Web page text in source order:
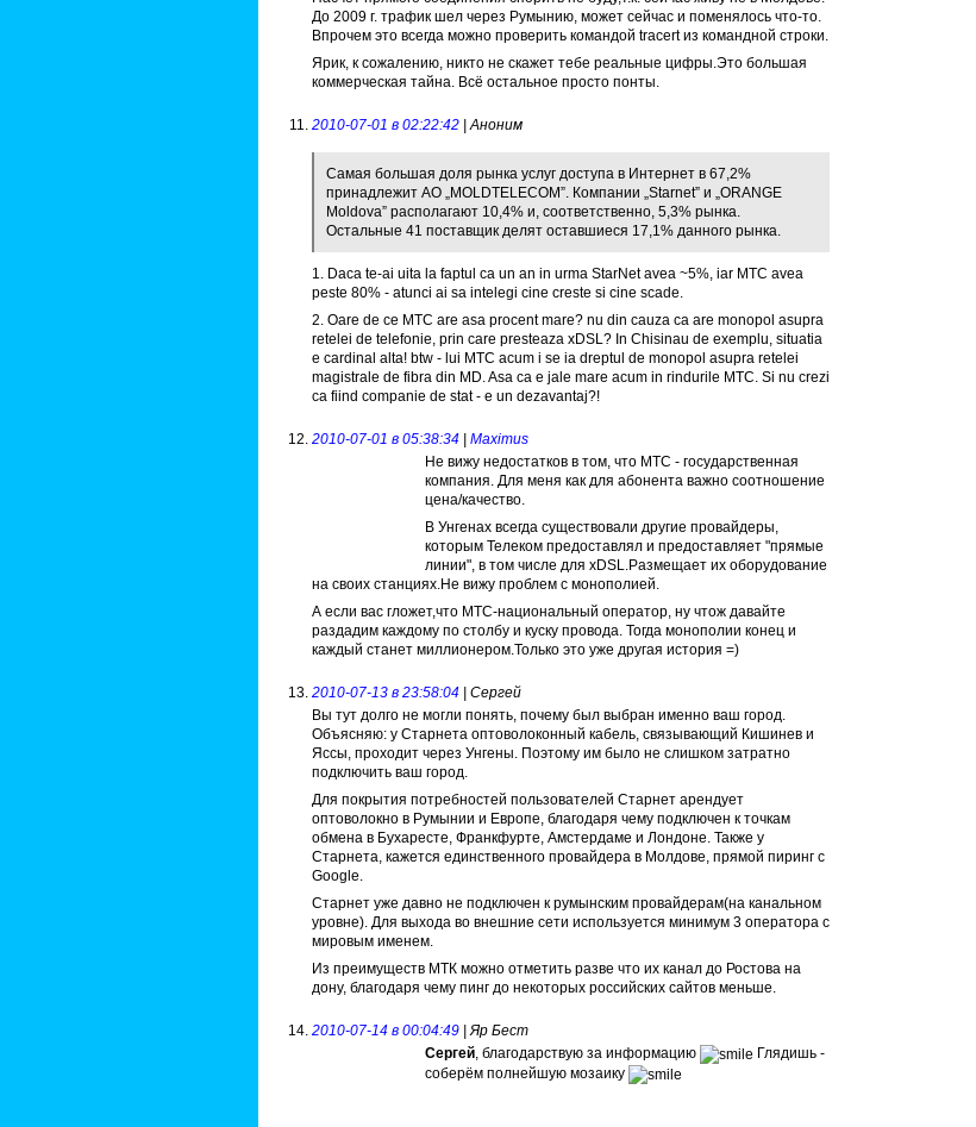
До 2009 г. трафик шел через Румынию, может сейчас и поменялось что-то.
Впрочем это всегда можно проверить командой tracert из командной строки.
Ярик, к сожалению, никто не скажет тебе реальные цифры.Это большая
коммерческая тайна. Всё остальное просто понты.
2010-07-01 в 02:22:42 | Аноним
Самая большая доля рынка услуг доступа в Интернет в 67,2%
принадлежит АО „MOLDTELECOM”. Компании „Starnet” и „ORANGE
Moldova” располагают 10,4% и, соответственно, 5,3% рынка.
Остальные 41 поставщик делят оставшиеся 17,1% данного рынка.
1. Daca te-ai uita la faptul ca un an in urma StarNet avea ~5%, iar MTC avea
peste 80% - atunci ai sa intelegi cine creste si cine scade.
2. Oare de ce MTC are asa procent mare? nu din cauza ca are monopol asupra
retelei de telefonie, prin care presteaza xDSL? In Chisinau de exemplu, situatia
e cardinal alta! btw - lui MTC acum i se ia dreptul de monopol asupra retelei
magistrale de fibra din MD. Asa ca e jale mare acum in rindurile MTC. Si nu crezi
ca fiind companie de stat - e un dezavantaj?!
2010-07-01 в 05:38:34
Maximus
Не вижу недостатков в том, что МТС - государственная
компания. Для меня как для абонента важно соотношение
цена/качество.
В Унгенах всегда существовали другие провайдеры,
которым Телеком предоставлял и предоставляет "прямые
линии", в том числе для xDSL.Размещает их оборудование
на своих станциях.Не вижу проблем с монополией.
А если вас гложет,что МТС-национальный оператор, ну чтож давайте
раздадим каждому по столбу и куску провода. Тогда монополии конец и
каждый станет миллионером.Только это уже другая история =)
2010-07-13 в 23:58:04 | Сергей
Вы тут долго не могли понять, почему был выбран именно ваш город.
Объясняю: у Старнета оптоволоконный кабель, связывающий Кишинев и
Яссы, проходит через Унгены. Поэтому им было не слишком затратно
подключить ваш город.
Для покрытия потребностей пользователей Старнет арендует
оптоволокно в Румынии и Европе, благодаря чему подключен к точкам
обмена в Бухаресте, Франкфурте, Амстердаме и Лондоне. Также у
Старнета, кажется единственного провайдера в Молдове, прямой пиринг с
Google.
Старнет уже давно не подключен к румынским провайдерам(на канальном
уровне). Для выхода во внешние сети используется минимум 3 оператора с
мировым именем.
Из преимуществ МТК можно отметить разве что их канал до Ростова на
дону, благодаря чему пинг до некоторых российских сайтов меньше.
2010-07-14 в 00:04:49 | Яр Бест
Сергей, благодарствую за информацию
Глядишь -
соберём полнейшую мозаику